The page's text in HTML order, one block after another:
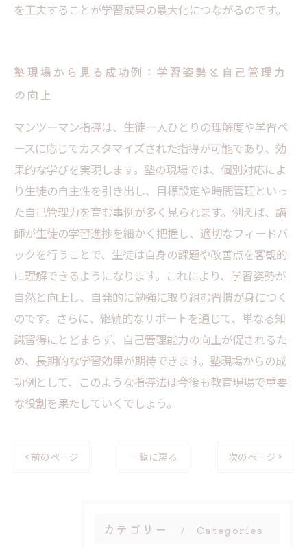
を工夫することが学習成果の最大化につながるのです。
塾現場から見る成功例：学習姿勢と自己管理力
の向上
マンツーマン指導は、生徒一人ひとりの理解度や学習ペ
ースに応じてカスタマイズされた指導が可能であり、効
果的な学びを実現します。塾の現場では、個別対応によ
り生徒の自主性を引き出し、目標設定や時間管理といっ
た自己管理力を育む事例が多く見られます。例えば、講
師が生徒の学習進捗を細かく把握し、適切なフィードバ
ックを行うことで、生徒は自身の課題や改善点を客観的
に理解できるようになります。これにより、学習姿勢が
自然と向上し、自発的に勉強に取り組む習慣が身につく
のです。さらに、継続的なサポートを通じて、単なる知
識習得にとどまらず、自己管理能力の向上が促されるた
め、長期的な学習効果が期待できます。塾現場からの成
功例として、このような指導法は今後も教育現場で重要
な役割を果たしていくでしょう。
< 前のページ 一覧に戻る 次のページ >
カテゴリー Categories